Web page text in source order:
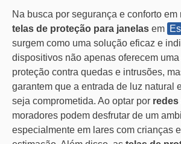
Na busca por segurança e conforto
telas de proteção para janelas em
surgem como uma solução eficaz e
dispositivos não apenas oferecem
proteção contra quedas e intrusões,
garantem que a entrada de luz natural
seja comprometida. Ao optar por redes
moradores podem desfrutar de um
especialmente em lares com crianças